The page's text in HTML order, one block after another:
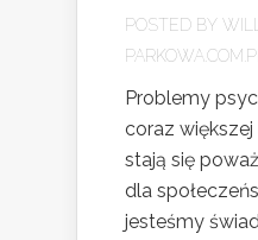
POSTED BY
PARKOWA.COM.PL
Problemy
coraz
stają się
dla
jesteśmy